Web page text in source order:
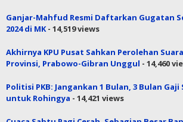
Ganjar-Mahfud Resmi Daftarkan Gugatan
2024 di MK- 14,519 views
Akhirnya KPU Pusat Sahkan Perolehan
Provinsi, Prabowo-Gibran Unggul - 14,460
Politisi PKB: Jangankan 1 Bulan, 3 Bulan Gaji
untuk Rohingya - 14,421 views